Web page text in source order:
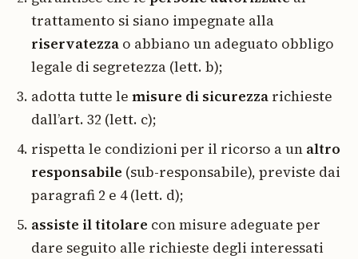
trattamento si siano impegnate alla
riservatezza o abbiano un adeguato obbligo
legale di segretezza (lett. b);
adotta tutte le misure di sicurezza richieste
dall’art. 32 (lett. c);
rispetta le condizioni per il ricorso a un altro
responsabile (sub-responsabile), previste dai
paragrafi 2 e 4 (lett. d);
assiste il titolare con misure adeguate per
dare seguito alle richieste degli interessati